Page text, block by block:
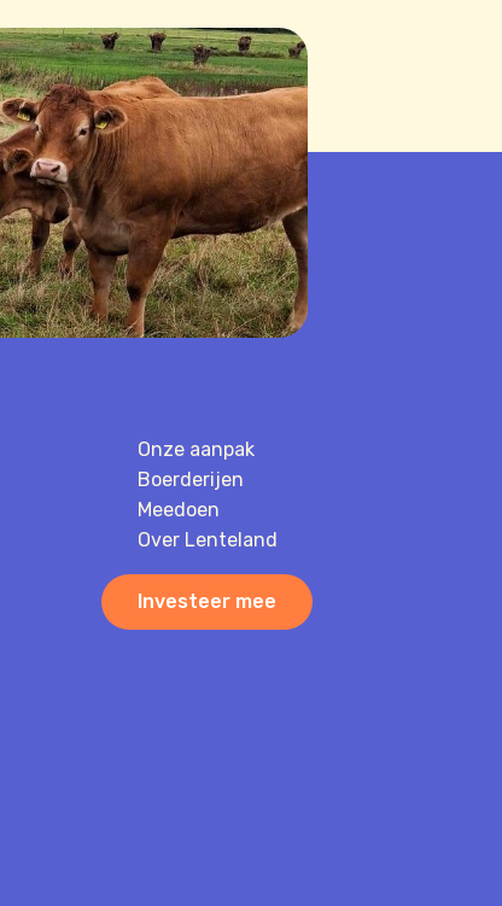
Onze aanpak
Boerderijen
Meedoen
Over Lenteland
Investeer mee